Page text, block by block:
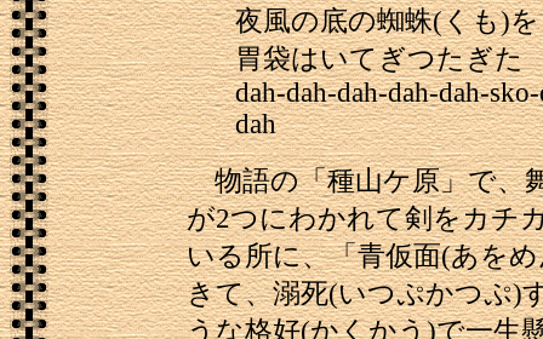
夜風の底の蜘蛛(くも)
胃袋はいてぎつたぎた
dah-dah-dah-dah-dah-
dah
物語の「種山ケ原」で、
が2つにわかれて剣をカチ
いる所に、「青仮面(あを
きて、溺死(いつぷかつぷ)
うな格好(かくかう)で一生